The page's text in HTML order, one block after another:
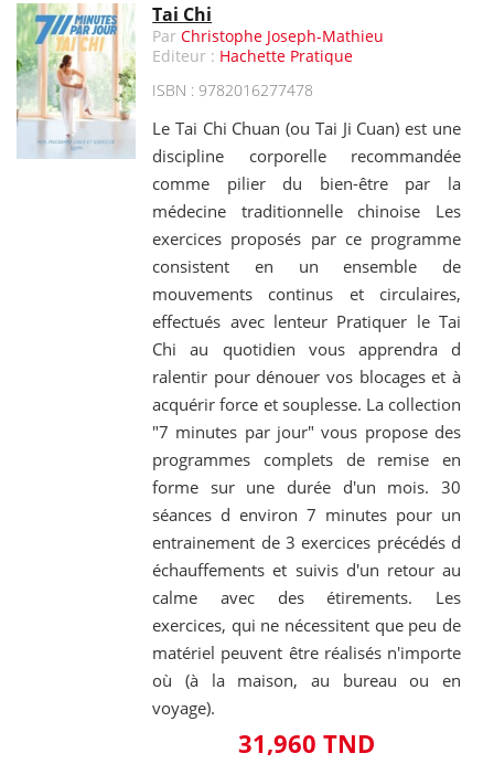
Tai Chi
ParChristophe Joseph-Mathieu
Editeur : Hachette Pratique
ISBN : 9782016277478
Le Tai Chi Chuan (ou Tai Ji Cuan) est une
discipline corporelle recommandée
comme pilier du bien-être par la
médecine traditionnelle chinoise Les
exercices proposés par ce programme
consistent en un ensemble de
mouvements continus et circulaires,
effectués avec lenteur Pratiquer le Tai
Chi au quotidien vous apprendra d
ralentir pour dénouer vos blocages et à
acquérir force et souplesse. La collection
"7 minutes par jour" vous propose des
programmes complets de remise en
forme sur une durée d'un mois. 30
séances d environ 7 minutes pour un
entrainement de 3 exercices précédés d
échauffements et suivis d'un retour au
calme avec des étirements. Les
exercices, qui ne nécessitent que peu de
matériel peuvent être réalisés n'importe
où (à la maison, au bureau ou en
voyage).
31,960 TND